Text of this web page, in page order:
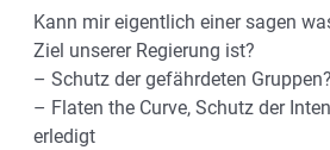
Kann mir eigentlich einer sagen
Ziel unserer Regierung ist?
– Schutz der gefährdeten
– Flaten the Curve, Schutz der
erledigt